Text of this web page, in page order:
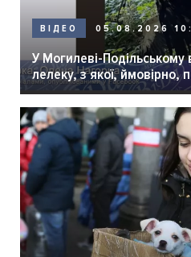
ВІДЕО 05.08.2026
У Могилеві-
лелеку, з якої, ймовірно,